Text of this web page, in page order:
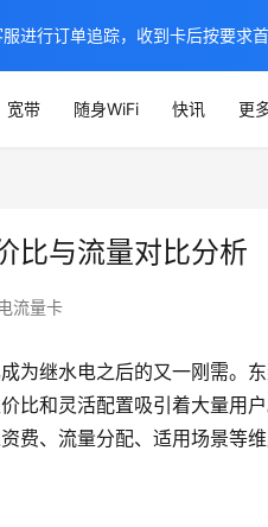
宽带 随身WiFi 快讯 更
比与流量对比分析
流量卡
为继水电之后的又一刚需。
比和灵活配置吸引着大量用
费、流量分配、适用场景等
进行订单追踪，收到卡后按要求